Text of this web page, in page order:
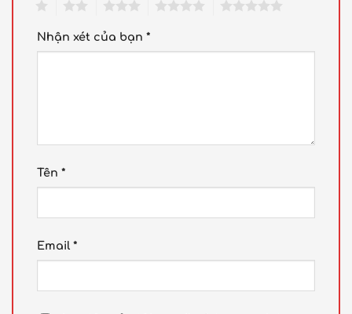
Nhận xét của bạn *
Tên *
Email *